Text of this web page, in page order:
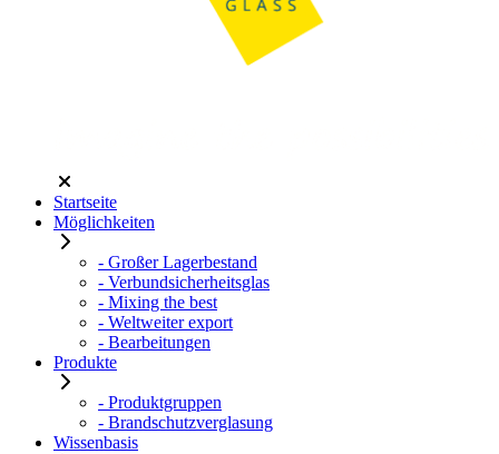
Startseite
Möglichkeiten
- Großer Lagerbestand
- Verbundsicherheitsglas
- Mixing the best
- Weltweiter export
- Bearbeitungen
Produkte
- Produktgruppen
- Brandschutzverglasung
Wissenbasis